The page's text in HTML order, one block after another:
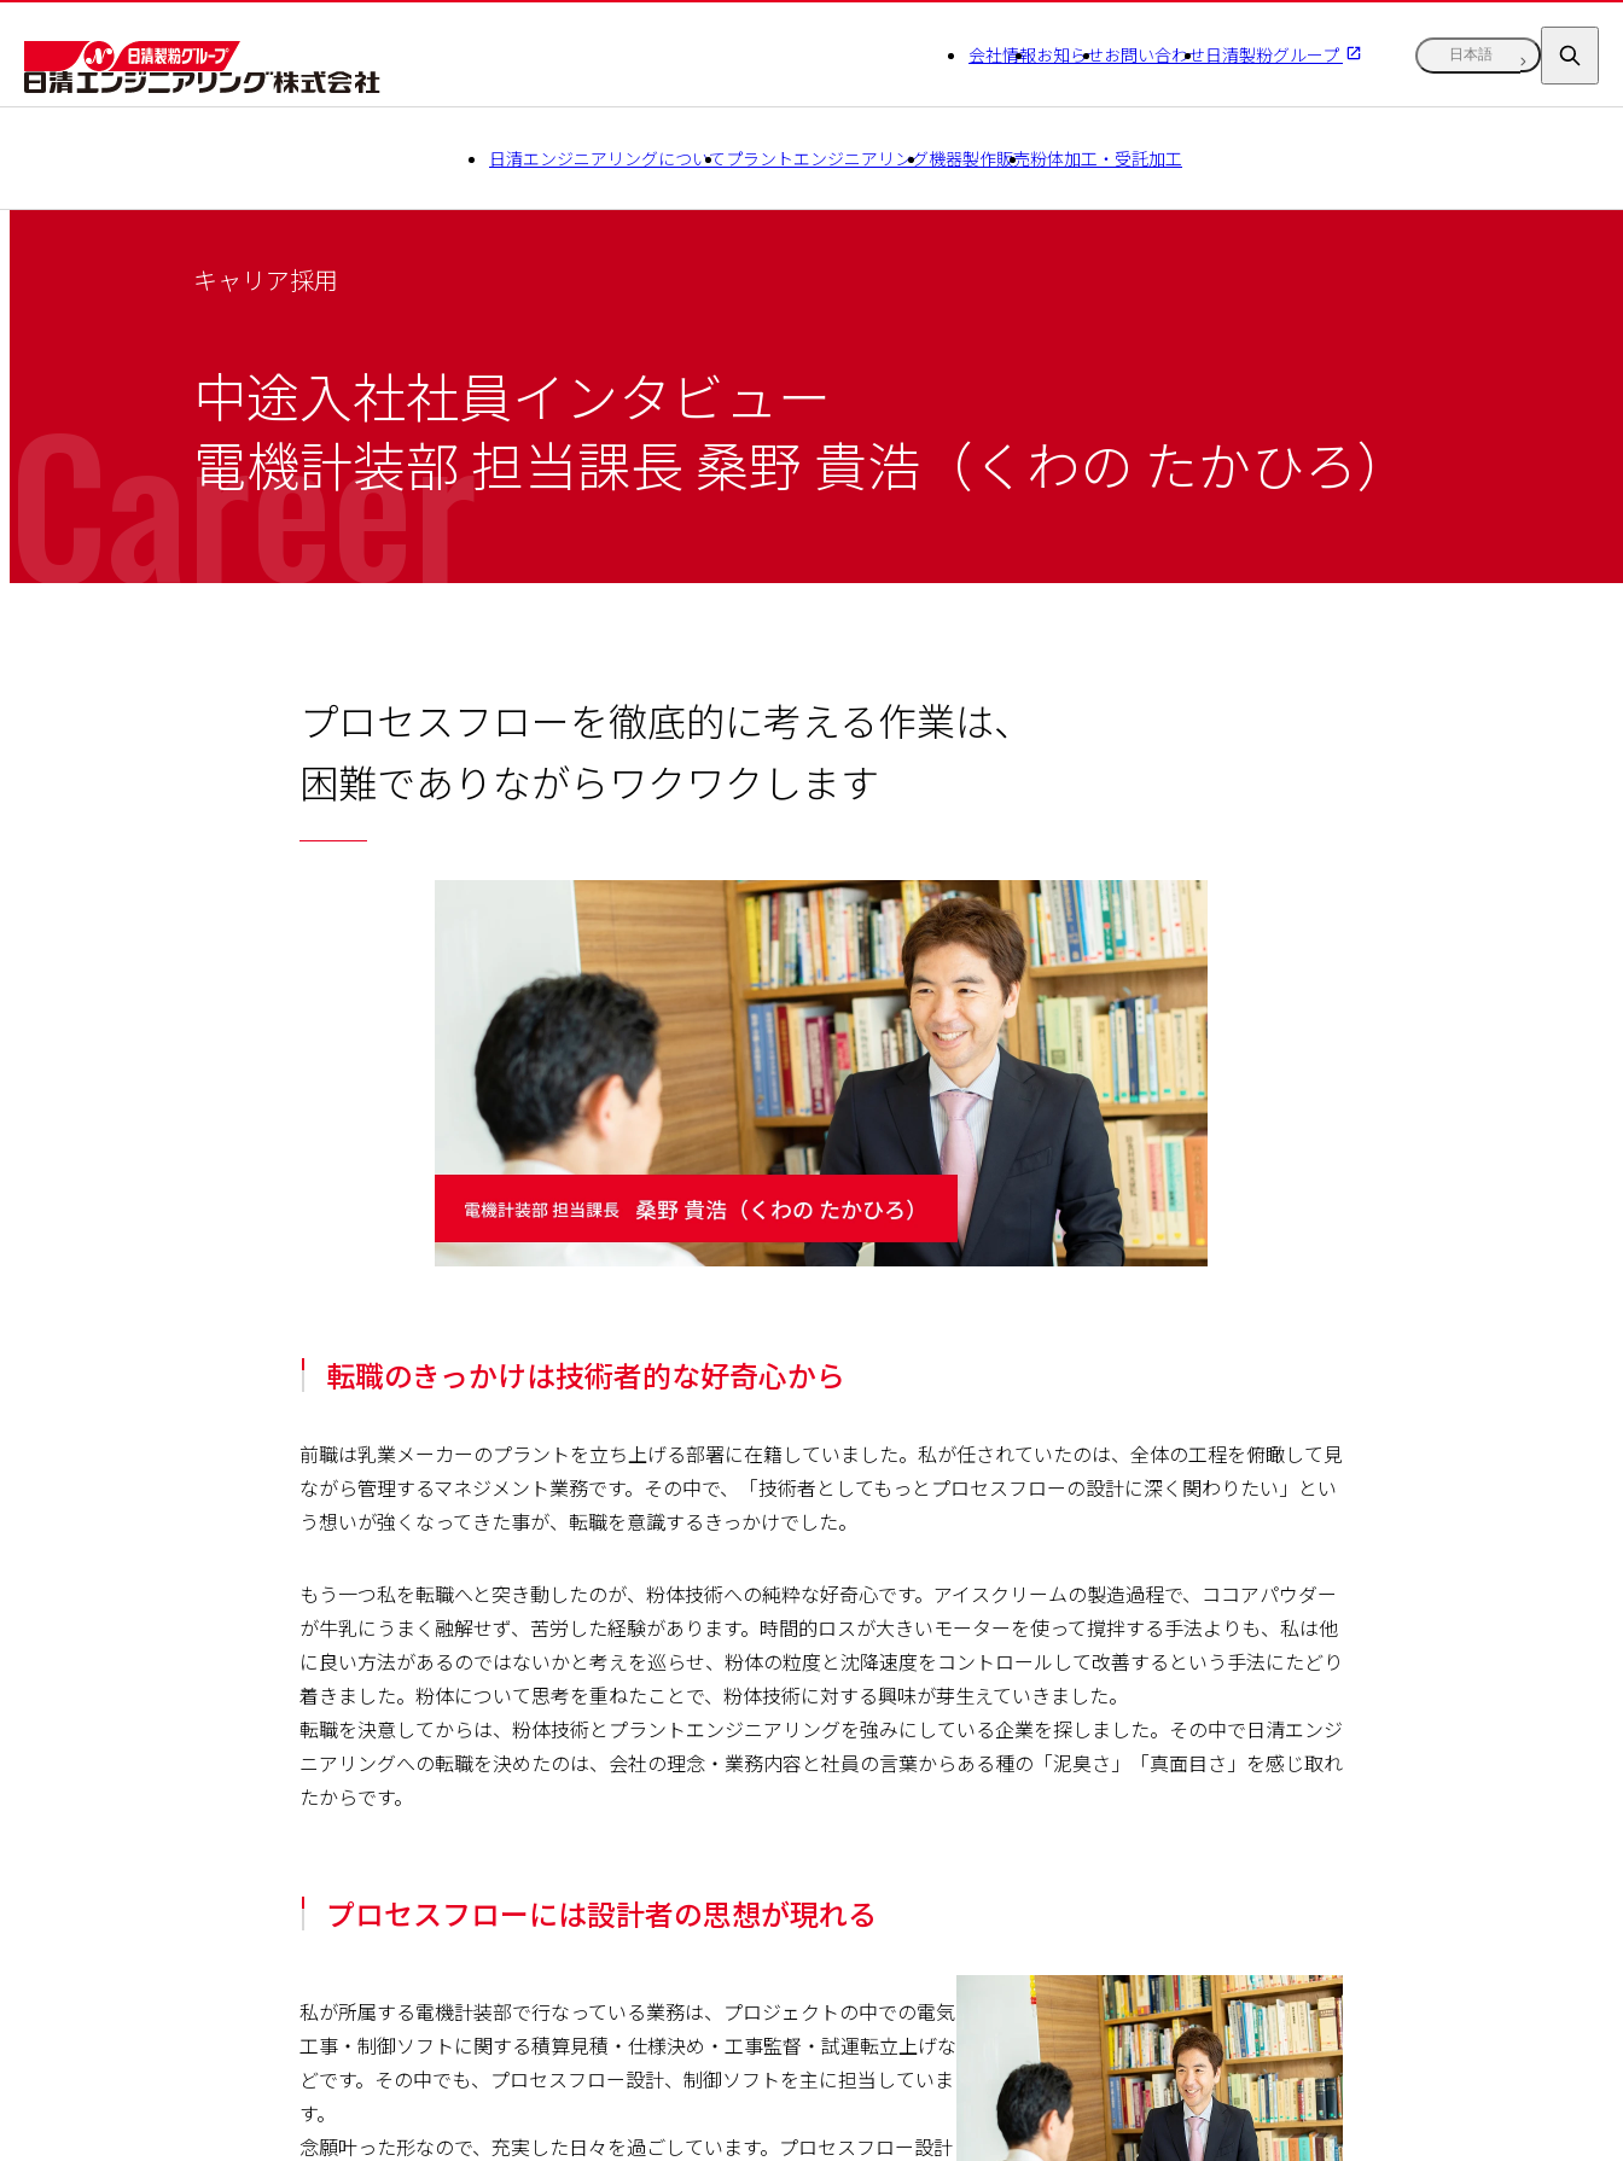
日清エンジニアリングについて プラントエンジニアリング機器製作販売粉体加工・受託加工
会社情報お知らせお問い合わせ日清製粉グループ 日本語
中途入社社員インタビュー
電機計装部 担当課長 桑野 貴浩（くわの たかひろ）
キャリア採用
Career
プロセスフローを徹底的に考える作業は、
困難でありながらワクワクします
転職のきっかけは技術者的な好奇心から
前職は乳業メーカーのプラントを立ち上げる部署に在籍していました。私が任されていたのは、全体の工程を俯瞰して見
ながら管理するマネジメント業務です。その中で、「技術者としてもっとプロセスフローの設計に深く関わりたい」とい
う想いが強くなってきた事が、転職を意識するきっかけでした。
もう一つ私を転職へと突き動したのが、粉体技術への純粋な好奇心です。アイスクリームの製造過程で、ココアパウダー
が牛乳にうまく融解せず、苦労した経験があります。時間的ロスが大きいモーターを使って撹拌する手法よりも、私は他
に良い方法があるのではないかと考えを巡らせ、粉体の粒度と沈降速度をコントロールして改善するという手法にたどり
着きました。粉体について思考を重ねたことで、粉体技術に対する興味が芽生えていきました。
転職を決意してからは、粉体技術とプラントエンジニアリングを強みにしている企業を探しました。その中で日清エンジ
ニアリングへの転職を決めたのは、会社の理念・業務内容と社員の言葉からある種の「泥臭さ」「真面目さ」を感じ取れ
たからです。
プロセスフローには設計者の思想が現れる
私が所属する電機計装部で行なっている業務は、プロジェクトの中での電気
工事・制御ソフトに関する積算見積・仕様決め・工事監督・試運転立上げな
どです。その中でも、プロセスフロー設計、制御ソフトを主に担当していま
す。
念願叶った形なので、充実した日々を過ごしています。プロセスフロー設計